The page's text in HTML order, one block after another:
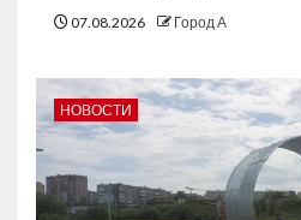
07.08.2026 Город А
НОВОСТИ